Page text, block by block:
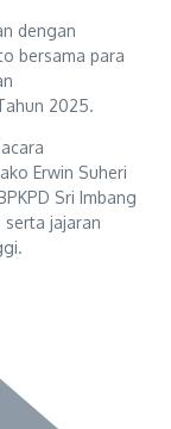
dengan
bersama para
2025.
Erwin Suheri
Sri Imbang
serta jajaran